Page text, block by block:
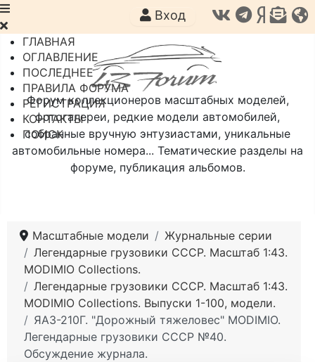
Форум коллекционеров масштабных моделей,
фотогалереи, редкие модели автомобилей,
собранные вручную энтузиастами, уникальные
автомобильные номера... Тематические разделы на
форуме, публикация альбомов.
Вход
ГЛАВНАЯ
ОГЛАВЛЕНИЕ
ПОСЛЕДНЕЕ
ПРАВИЛА ФОРУМА
РЕГИСТРАЦИЯ
КОНТАКТЫ
ПОИСК
Масштабные модели
Журнальные серии
Легендарные грузовики СССР. Масштаб 1:43.
MODIMIO Collections.
Легендарные грузовики СССР. Масштаб 1:43.
MODIMIO Collections. Выпуски 1-100, модели.
ЯАЗ-210Г. "Дорожный тяжеловес" MODIMIO.
Легендарные грузовики СССР №40.
Обсуждение журнала.